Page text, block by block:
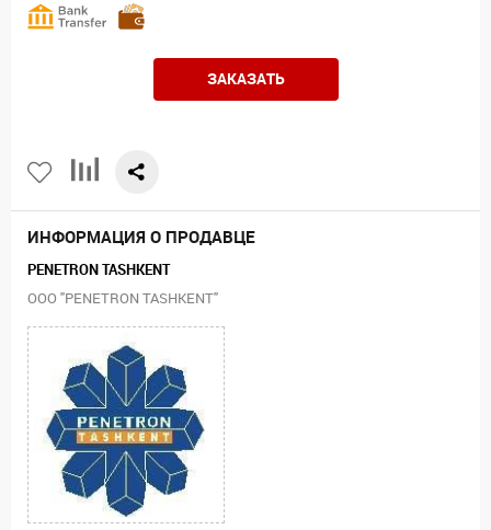
ЗАКАЗАТЬ
ИНФОРМАЦИЯ О ПРОДАВЦЕ
PENETRON TASHKENT
ООО "PENETRON TASHKENT"